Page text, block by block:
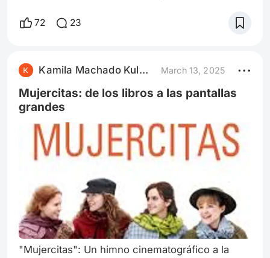
arco firmemente sujeto a su espalda. La libertad
viento. Sin embargo, una nueva inquietud se
había instalado en su corazón, una sensación de
que la paz recién conquistada era
72 23
Kamila Machado Kulmann March 13, 2025
Mujercitas: de los libros a las pantallas
grandes
"Mujercitas": Un himno cinematográfico a la